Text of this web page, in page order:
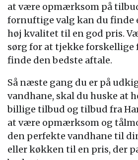
at være opmærksom på
fornuftige valg kan du finde
høj kvalitet til en god pris.
sørg for at tjekke forskellige
finde den bedste aftale.
Så næste gang du er på
vandhane, skal du huske at
billige tilbud og tilbud fra
at være opmærksom og
den perfekte vandhane til
eller køkken til en pris, der